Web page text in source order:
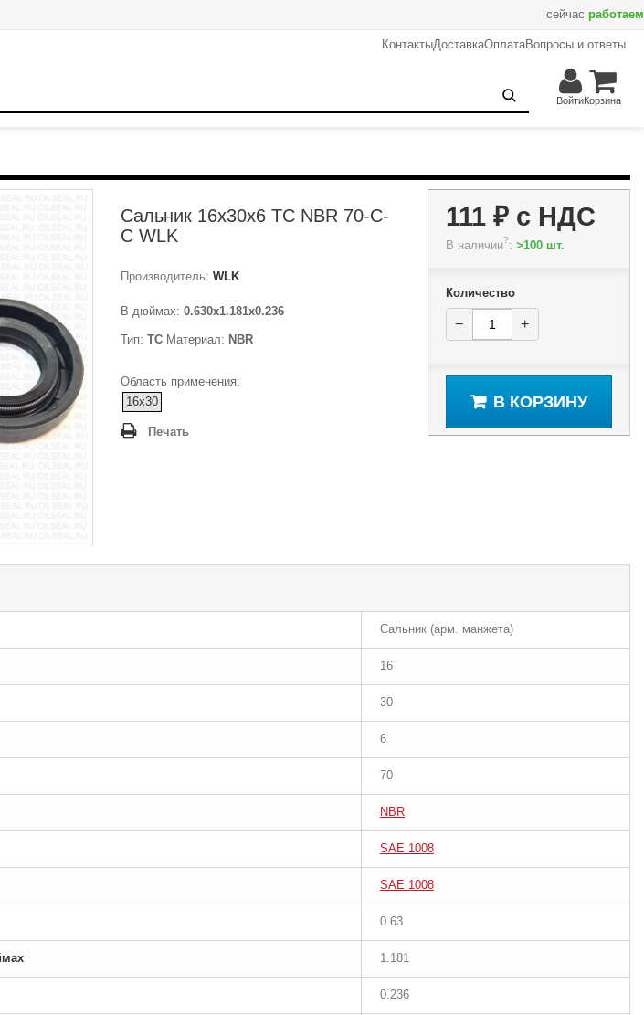
сейчас работаем
КонтактыДоставкаОплатаВопросы и ответы
ВойтиКорзина
Сальник 16x30x6 TC NBR 70-C-
C WLK
Производитель: WLK
В дюймах: 0.630x1.181x0.236
Тип: TC Материал: NBR
Область применения:
16x30
Печать
111 ₽с НДС
В наличии?: >100 шт.
Количество
− +
В КОРЗИНУ
+ В корзину
Сальник (арм. манжета)
16
30
6
70
NBR
SAE 1008
SAE 1008
0.63
1.181
0.236